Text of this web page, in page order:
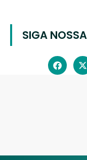
SIGA